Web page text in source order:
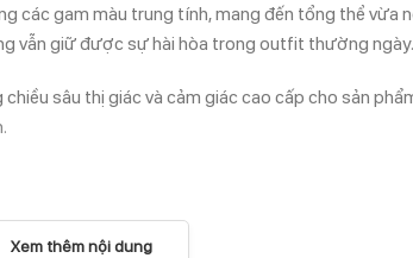
gam màu trung tính, mang đến tổng thể vừa
vẫn giữ được sự hài hòa trong outfit thường ngày.
sâu thị giác và cảm giác cao cấp cho sản
Xem thêm nội dung